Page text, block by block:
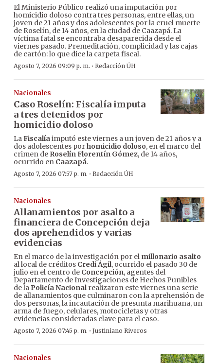
El Ministerio Público realizó una imputación por
homicidio doloso contra tres personas, entre ellas, un
joven de 21 años y dos adolescentes por la cruel muerte
de Roselín, de 14 años, en la ciudad de Caazapá. La
víctima fatal se encontraba desaparecida desde el
viernes pasado. Premeditación, complicidad y las cajas
de cartón: lo que dice la carpeta fiscal.
Agosto 7, 2026 09:09 p. m. · Redacción ÚH
Nacionales
Caso Roselín: Fiscalía imputa
a tres detenidos por
homicidio doloso
LaFiscalíaimputó este viernes a un joven de 21 años y a
dos adolescentes porhomicidio doloso, en el marco del
crimen de Roselín Florentín Gómez, de 14 años,
ocurrido en Caazapá.
Agosto 7, 2026 07:57 p. m. · Redacción ÚH
Nacionales
Allanamientos por asalto a
financiera de Concepción deja
dos aprehendidos y varias
evidencias
En el marco de la investigación por el millonario asalto
al local de créditos Credi Ágil, ocurrido el pasado 30 de
julio en el centro de Concepción, agentes del
Departamento de Investigaciones de Hechos Punibles
de la Policía Nacionalrealizaron este viernes una serie
de allanamientos que culminaron con la aprehensión de
dos personas, la incautación de presunta marihuana, un
arma de fuego, celulares, motocicletas y otras
evidencias consideradas clave para el caso.
Agosto 7, 2026 07:45 p. m. · Justiniano Riveros
Nacionales